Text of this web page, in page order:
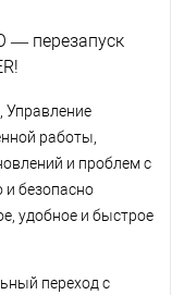
— перезапуск
Управление
работы,
и проблем с
безопасно
удобное и быстрое
переход с